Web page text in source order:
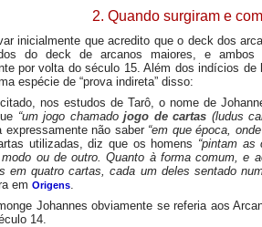
2. Quando surgiram e
inicialmente que acredito que o deck dos
do deck de arcanos maiores, e
por volta do século 15. Além dos indícios
espécie de “prova indireta” disso:
nos estudos de Tarô, o nome de
“um jogo chamadojogo de cartas (ludus
expressamente não saber “em que época,
utilizadas, diz que os homens “pintam
ou de outro. Quanto à forma comum, e
em quatro cartas, cada um deles sentado
em Origens.
Johannes obviamente se referia aos
14.